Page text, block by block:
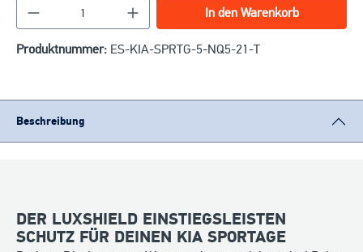
In den Warenkorb
Produktnummer: ES-KIA-SPRTG-5-NQ5-21-T
Beschreibung
DER LUXSHIELD EINSTIEGSLEISTEN
SCHUTZ FÜR DEINEN KIA SPORTAGE